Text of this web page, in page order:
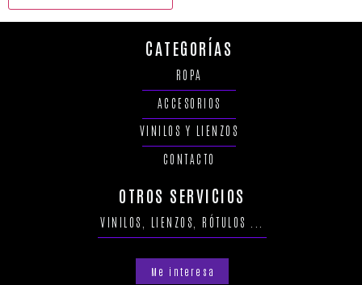
CATEGORÍAS
ROPA
ACCESORIOS
VINILOS Y LIENZOS
CONTACTO
OTROS SERVICIOS
VINILOS, LIENZOS, RÓTULOS ...
Me interesa